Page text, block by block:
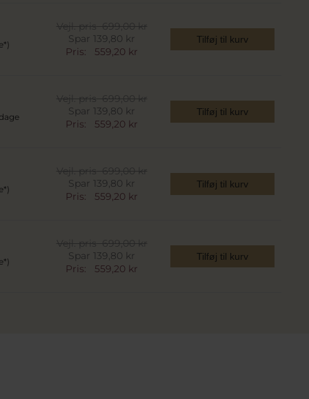
Vejl. pris699,00 kr
Spar 139,80 kr
Pris:
559,20 kr
Tilføj til kurv
Vejl. pris699,00 kr
Spar 139,80 kr
Pris:
559,20 kr
Tilføj til kurv
Vejl. pris699,00 kr
Spar 139,80 kr
Pris:
559,20 kr
Tilføj til kurv
Vejl. pris699,00 kr
Spar 139,80 kr
Pris:
559,20 kr
Tilføj til kurv